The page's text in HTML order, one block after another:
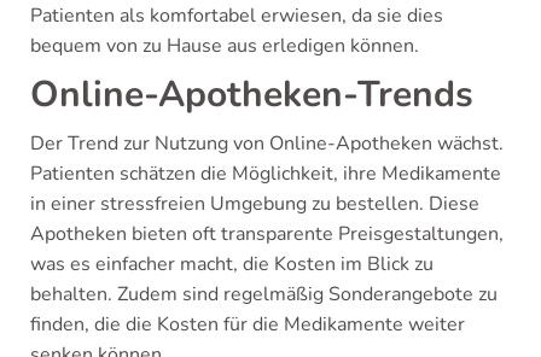
Patienten als komfortabel erwiesen, da sie dies
bequem von zu Hause aus erledigen können.
Online-Apotheken-Trends
Der Trend zur Nutzung von Online-Apotheken wächst.
Patienten schätzen die Möglichkeit, ihre Medikamente
in einer stressfreien Umgebung zu bestellen. Diese
Apotheken bieten oft transparente Preisgestaltungen,
was es einfacher macht, die Kosten im Blick zu
behalten. Zudem sind regelmäßig Sonderangebote zu
finden, die die Kosten für die Medikamente weiter